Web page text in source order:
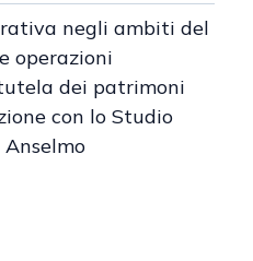
negli ambiti del
operazioni
dei patrimoni
con lo Studio